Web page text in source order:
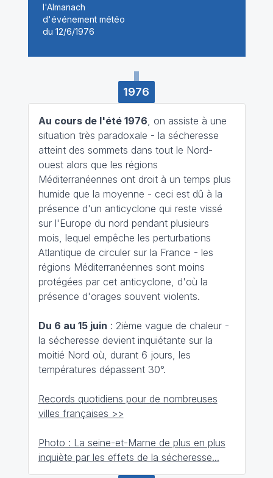
1976
Au cours de l'été 1976 , on assiste à une
situation très paradoxale - la sécheresse
atteint des sommets dans tout le Nord-
ouest alors que les régions
Méditerranéennes ont droit à un temps plus
humide que la moyenne - ceci est dû à la
présence d'un anticyclone qui reste vissé
sur l'Europe du nord pendant plusieurs
mois, lequel empêche les perturbations
Atlantique de circuler sur la France - les
régions Méditerranéennes sont moins
protégées par cet anticyclone, d'où la
présence d'orages souvent violents.
Du 6 au 15 juin : 2ième vague de chaleur -
la sécheresse devient inquiétante sur la
moitié Nord où, durant 6 jours, les
températures dépassent 30°.
Records quotidiens pour de nombreuses
villes françaises >>
Photo : La seine-et-Marne de plus en plus
inquiète par les effets de la sécheresse...